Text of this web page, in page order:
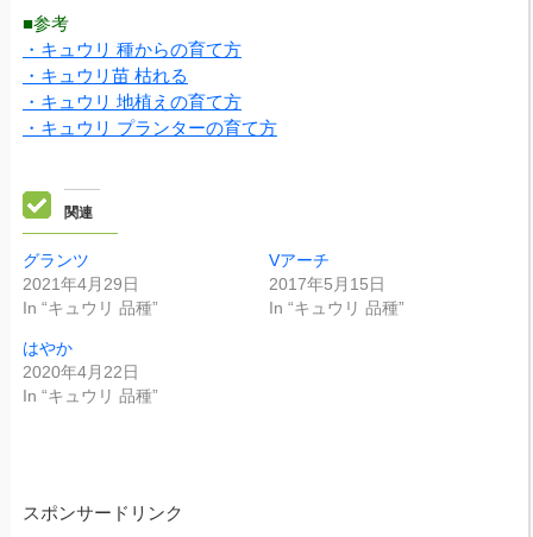
■参考
・キュウリ 種からの育て方
・キュウリ苗 枯れる
・キュウリ 地植えの育て方
・キュウリ プランターの育て方
関連
グランツ
2021年4月29日
In “キュウリ 品種”
Vアーチ
2017年5月15日
In “キュウリ 品種”
はやか
2020年4月22日
In “キュウリ 品種”
スポンサードリンク